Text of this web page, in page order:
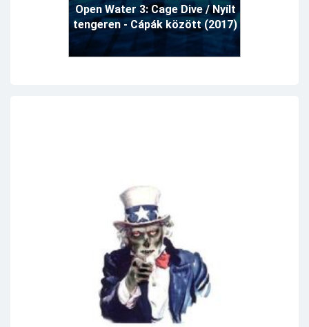
Open Water 3: Cage Dive / Nyílt
tengeren - Cápák között (2017)